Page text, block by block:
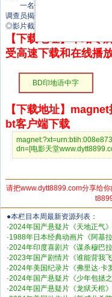
一名健身教练在德里一家高档
调查员揭开了俱乐部富豪会员的
◎影片截图
【下载地址】本站专
受高速下载和在线播
BD印地语中字
【下载地址】
bt客户端下载
dn=[电影天堂
请把www.dytt8899.com分享给
●本栏目本周最新资源列表：
·2024年国产悬疑片《天地正气
·1988年日本经典动画片《阿基
·2024年印度喜剧片《谋杀穆巴
·2023年国产剧情片《谁能背我
·2024年美国纪录片《弗里达·卡
·2024年国产悬疑片《少年包拯
·2024年国产悬疑片《龙狱天棺